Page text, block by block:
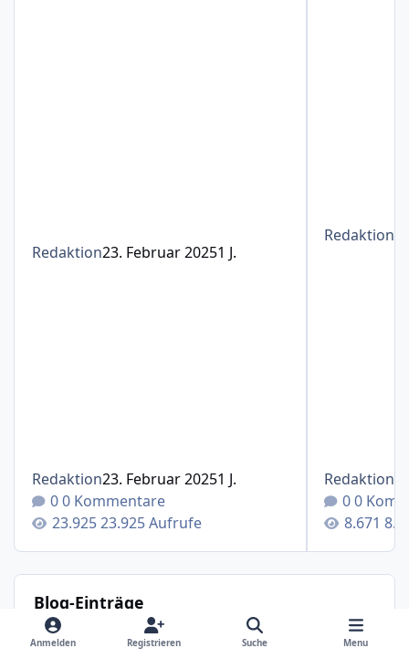
Redaktion23. Februar 20251 J.
Redaktion23. Februar 20251 J.
0 Kommentare
23.925 Aufrufe
Redaktion
Redaktion
0
Blog-Einträge
Therapieverlauf und Spritzenintervalle mit
Anmelden Registrieren Suche Menu